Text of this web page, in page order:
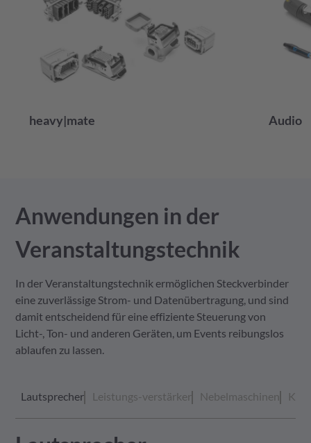
heavy|mate Audio
Anwendungen in der
Veranstaltungstechnik
In der Veranstaltungstechnik ermöglichen Steckverbinder
eine zuverlässige Strom- und Datenübertragung, und sind
damit entscheidend für eine effiziente Steuerung von
Licht-, Ton- und anderen Geräten, um Events reibungslos
ablaufen zu lassen.
Lautsprecher Leistungs-verstärker Nebelmaschinen